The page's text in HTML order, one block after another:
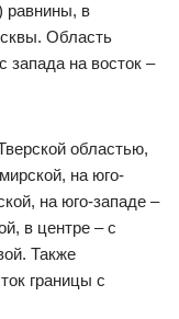
равнины, в
Область
запада на восток –
областью,
на юго-
на юго-западе –
в центре – с
Также
границы с